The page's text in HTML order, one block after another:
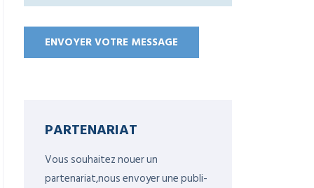
PARTENARIAT
Vous souhaitez nouer un
partenariat,nous envoyer une publi-